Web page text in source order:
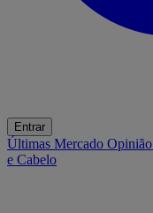
Entrar
Últimas Mercado Opinião
e Cabelo